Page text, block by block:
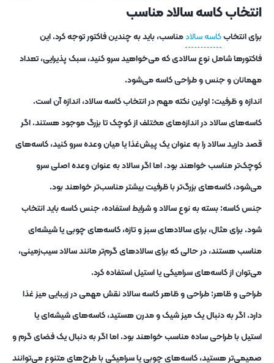
انتخاب کاسه سالاد مناسب
برای انتخابکاسه سالادمناسب، باید به چندین فاکتور توجه کرد. این
فاکتورها شامل نوع سالادی که می‌خواهید سرو کنید، سبک پذیرایی، تعداد
مهمانان و جنس و طراحی کاسه می‌شود.
اندازه و ظرفیت: اولین نکته مهم در انتخاب کاسه سالاد، اندازه آن است.
کاسه‌های سالاد در اندازه‌های مختلف از کوچک تا بزرگ موجود هستند. اگر
قصد دارید سالاد را به عنوان یک پیش‌غذا یا میان ‌وعده سرو کنید، کاسه‌های
کوچک‌تر مناسب خواهند بود. اما اگر سالاد به عنوان وعده اصلی سرو
می‌شود، کاسه‌های بزرگ‌تر با ظرفیت بیشتر مناسب‌تر خواهند بود.
جنس کاسه: بسته به نوع سالاد و شرایط استفاده، جنس کاسه باید انتخاب
شود. برای مثال، برای سالادهای سبز و تازه، کاسه‌های چوبی یا شیشه‌ای
مناسب هستند، در حالی که برای سالادهای گرم‌تر مانند سالاد سیب‌زمینی،
می‌توان از کاسه‌های سرامیکی یا استیل استفاده کرد.
طراحی و ظاهر: طراحی و ظاهر کاسه سالاد نقش مهمی در زیبایی میز غذا
دارد. اگر به دنبال یک میز شیک و مدرن هستید، کاسه‌های شیشه‌ای یا
استیل با طراحی ساده مناسب خواهند بود. اما اگر به دنبال یک فضای گرم و
صمیمی‌تر هستید، کاسه‌های چوبی یا سرامیکی با طرح‌های متنوع می‌توانند